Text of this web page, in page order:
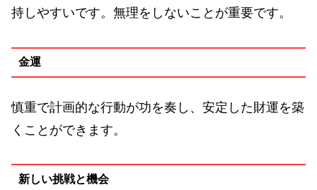
持しやすいです。無理をしないことが重要です。
金運
慎重で計画的な行動が功を奏し、安定した財運を築
くことができます。
新しい挑戦と機会